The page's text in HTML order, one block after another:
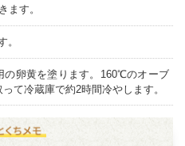
ます。
。
卵黄を塗ります。160℃のオーブ
て冷蔵庫で約2時間冷やします。